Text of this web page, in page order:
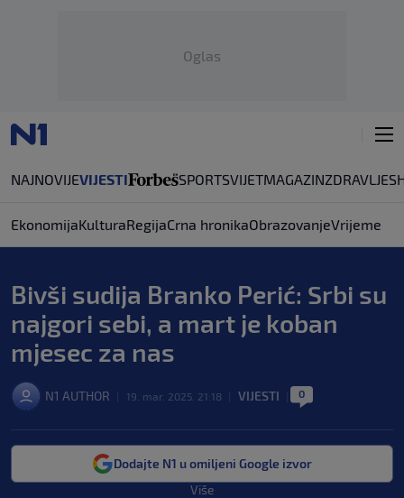
Oglas
NAJNOVIJEVIJESTI SPORTSVIJETMAGAZINZDRAVLJE
EkonomijaKulturaRegijaCrna hronikaObrazovanjeVrijeme
Bivši sudija Branko Perić: Srbi su
najgori sebi, a mart je koban
mjesec za nas
N1 AUTHOR 19. mar. 2025. 21:18 VIJESTI 0
Dodajte N1 u omiljeni Google izvor
Više